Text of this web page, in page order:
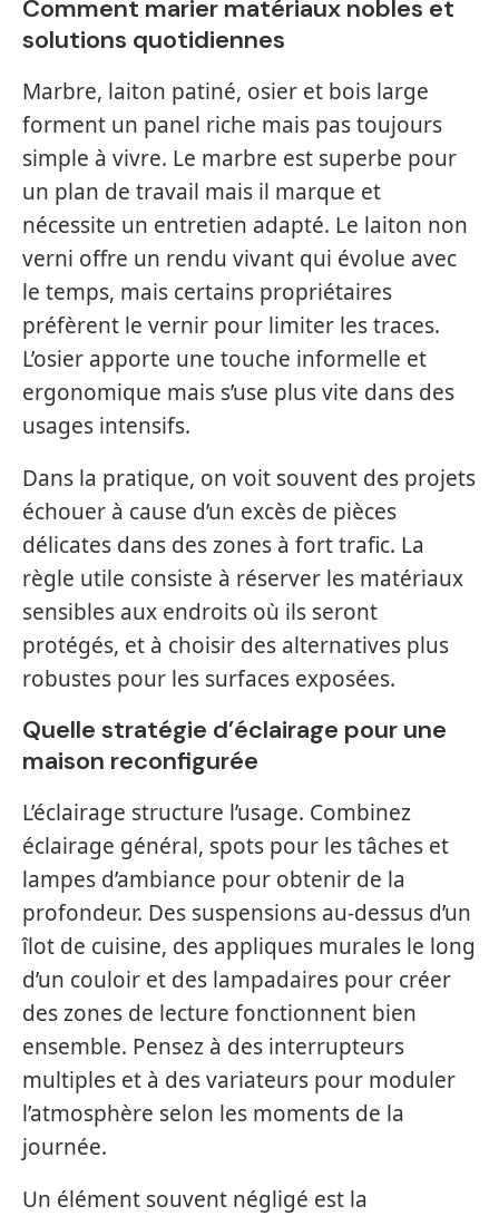
Comment marier matériaux nobles et
solutions quotidiennes
Marbre, laiton patiné, osier et bois large
forment un panel riche mais pas toujours
simple à vivre. Le marbre est superbe pour
un plan de travail mais il marque et
nécessite un entretien adapté. Le laiton non
verni offre un rendu vivant qui évolue avec
le temps, mais certains propriétaires
préfèrent le vernir pour limiter les traces.
L’osier apporte une touche informelle et
ergonomique mais s’use plus vite dans des
usages intensifs.
Dans la pratique, on voit souvent des projets
échouer à cause d’un excès de pièces
délicates dans des zones à fort trafic. La
règle utile consiste à réserver les matériaux
sensibles aux endroits où ils seront
protégés, et à choisir des alternatives plus
robustes pour les surfaces exposées.
Quelle stratégie d’éclairage pour une
maison reconfigurée
L’éclairage structure l’usage. Combinez
éclairage général, spots pour les tâches et
lampes d’ambiance pour obtenir de la
profondeur. Des suspensions au-dessus d’un
îlot de cuisine, des appliques murales le long
d’un couloir et des lampadaires pour créer
des zones de lecture fonctionnent bien
ensemble. Pensez à des interrupteurs
multiples et à des variateurs pour moduler
l’atmosphère selon les moments de la
journée.
Un élément souvent négligé est la